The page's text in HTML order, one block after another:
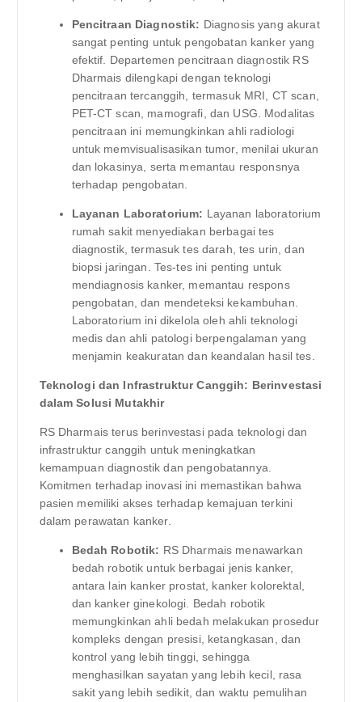
Pencitraan Diagnostik: Diagnosis yang akurat
sangat penting untuk pengobatan kanker yang
efektif. Departemen pencitraan diagnostik RS
Dharmais dilengkapi dengan teknologi
pencitraan tercanggih, termasuk MRI, CT scan,
PET-CT scan, mamografi, dan USG. Modalitas
pencitraan ini memungkinkan ahli radiologi
untuk memvisualisasikan tumor, menilai ukuran
dan lokasinya, serta memantau responsnya
terhadap pengobatan.
Layanan Laboratorium: Layanan laboratorium
rumah sakit menyediakan berbagai tes
diagnostik, termasuk tes darah, tes urin, dan
biopsi jaringan. Tes-tes ini penting untuk
mendiagnosis kanker, memantau respons
pengobatan, dan mendeteksi kekambuhan.
Laboratorium ini dikelola oleh ahli teknologi
medis dan ahli patologi berpengalaman yang
menjamin keakuratan dan keandalan hasil tes.
Teknologi dan Infrastruktur Canggih: Berinvestasi
dalam Solusi Mutakhir
RS Dharmais terus berinvestasi pada teknologi dan
infrastruktur canggih untuk meningkatkan
kemampuan diagnostik dan pengobatannya.
Komitmen terhadap inovasi ini memastikan bahwa
pasien memiliki akses terhadap kemajuan terkini
dalam perawatan kanker.
Bedah Robotik: RS Dharmais menawarkan
bedah robotik untuk berbagai jenis kanker,
antara lain kanker prostat, kanker kolorektal,
dan kanker ginekologi. Bedah robotik
memungkinkan ahli bedah melakukan prosedur
kompleks dengan presisi, ketangkasan, dan
kontrol yang lebih tinggi, sehingga
menghasilkan sayatan yang lebih kecil, rasa
sakit yang lebih sedikit, dan waktu pemulihan